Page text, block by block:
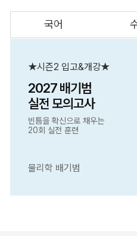
국어
★시즌2 입고&개강★
2027 배기범
실전 모의고사
빈틈을 확신으로 채우는
20회 실전 훈련
물리학 배기범